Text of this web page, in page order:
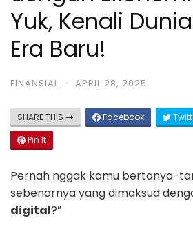
Yuk, Kenali
Era Baru!
FINANSIAL · APRIL 28, 2025
SHARE THIS Facebook
Pin It
Pernah nggak kamu bertanya-
sebenarnya yang dimaksud
digital?”